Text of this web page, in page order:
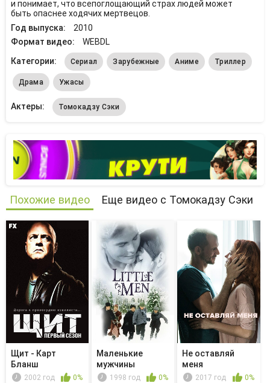
и понимает, что всепоглощающий страх людей может
быть опаснее ходячих мертвецов.
Год выпуска:
2010
Формат видео:
WEBDL
Категории:
Сериал Зарубежные Аниме Триллер
Драма Ужасы
Актеры: Томокадзу Сэки
Похожие видео Еще видео с Томокадзу Сэки
Щит - Карт
Бланш
2002 год 0%
Маленькие
мужчины
1998 год 0%
Не оставляй
меня
2017 год 0%